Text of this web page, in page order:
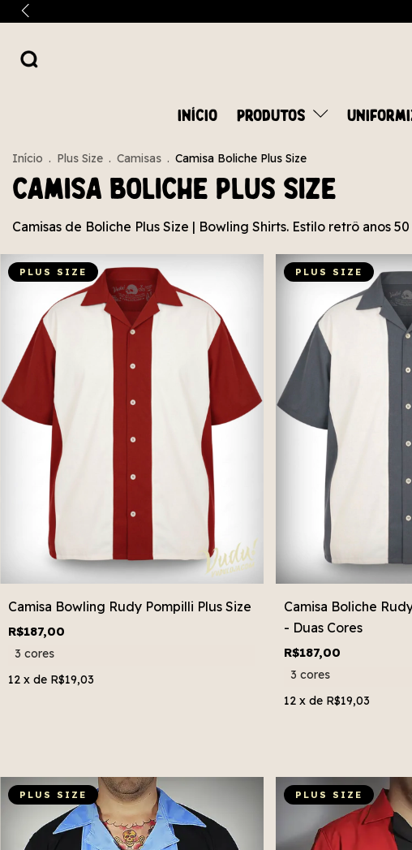
INÍCIO PRODUTOS
Início . Plus Size . Camisas . Camisa Boliche Plus Size
Camisa Boliche Plus Size
Camisas de Boliche Plus Size | Bowling Shirts. Estilo retrô anos
PLUS SIZE
Camisa Bowling Rudy Pompilli Plus Size
R$187,00
3 cores
12 x de R$19,03
PLUS SIZE
Camisa Boliche
- Duas Cores
R$187,00
3 cores
12 x de R$19,03
PLUS SIZE PLUS SIZE